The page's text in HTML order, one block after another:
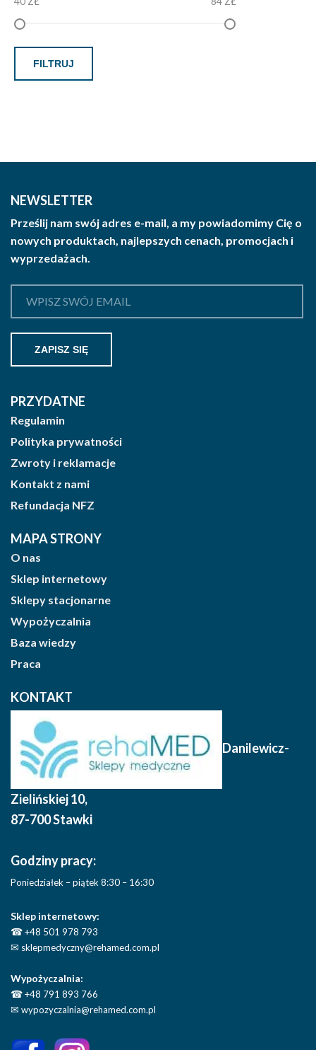
FILTRUJ
NEWSLETTER
Prześlij nam swój adres e-mail, a my powiadomimy Cię o
nowych produktach, najlepszych cenach, promocjach i
wyprzedażach.
PRZYDATNE
Regulamin
Polityka prywatności
Zwroty i reklamacje
Kontakt z nami
Refundacja NFZ
MAPA STRONY
O nas
Sklep internetowy
Sklepy stacjonarne
Wypożyczalnia
Baza wiedzy
Praca
KONTAKT
Danilewicz-
Zielińskiej 10,
87-700 Stawki
Godziny pracy:
Poniedziałek – piątek 8:30 – 16:30
Sklep internetowy:
☎+48 501 978 793
✉ sklepmedyczny@rehamed.com.pl
Wypożyczalnia:
☎+48 791 893 766
✉ wypozyczalnia@rehamed.com.pl